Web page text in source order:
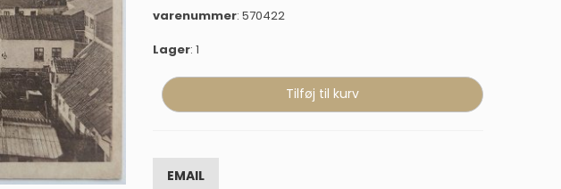
varenummer: 570422
Lager: 1
EMAIL